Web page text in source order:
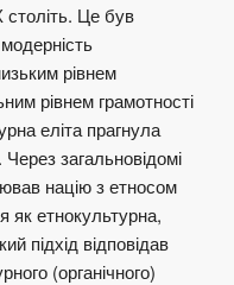
Це був
рівнем
рівнем грамотності
еліта прагнула
загальновідомі
націю з етносом
як етнокультурна,
підхід відповідав
(органічного)